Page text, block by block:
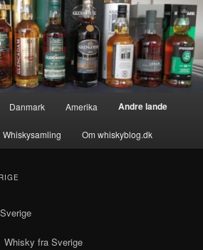
Danmark Amerika Andre lande
Whiskysamling Om whiskyblog.dk
Sverige
Whisky fra Sverige